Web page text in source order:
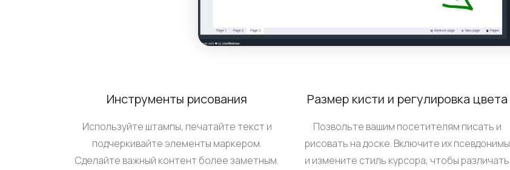
Инструменты рисования
Используйте штампы, печатайте текст и
подчеркивайте элементы маркером.
Сделайте важный контент более заметным.
Размер кисти и регулировка цвета
Позвольте вашим посетителям писать и
рисовать на доске. Включите их псевдонимы
и измените стиль курсора, чтобы различать